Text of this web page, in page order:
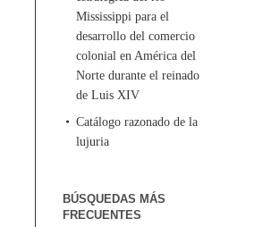
Mississippi para el
desarrollo del comercio
colonial en América del
Norte durante el reinado
de Luis XIV
Catálogo razonado de la
lujuria
BÚSQUEDAS MÁS
FRECUENTES